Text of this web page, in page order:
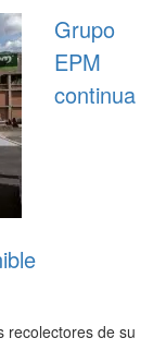
Grupo
EPM
continua
recolectores de su